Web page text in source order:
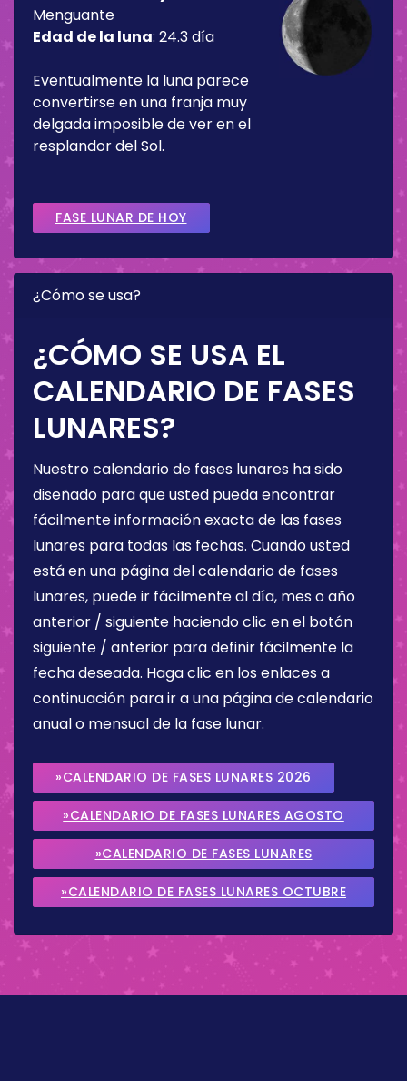
Menguante
Edad de la luna: 24.3 día
Eventualmente la luna parece
convertirse en una franja muy
delgada imposible de ver en el
resplandor del Sol.
FASE LUNAR DE HOY
¿Cómo se usa?
¿CÓMO SE USA EL
CALENDARIO DE FASES
LUNARES?
Nuestro calendario de fases lunares ha sido
diseñado para que usted pueda encontrar
fácilmente información exacta de las fases
lunares para todas las fechas. Cuando usted
está en una página del calendario de fases
lunares, puede ir fácilmente al día, mes o año
anterior / siguiente haciendo clic en el botón
siguiente / anterior para definir fácilmente la
fecha deseada. Haga clic en los enlaces a
continuación para ir a una página de calendario
anual o mensual de la fase lunar.
»CALENDARIO DE FASES LUNARES 2026
»CALENDARIO DE FASES LUNARES AGOSTO
2026
»CALENDARIO DE FASES LUNARES
SEPTIEMBRE 2026
»CALENDARIO DE FASES LUNARES OCTUBRE